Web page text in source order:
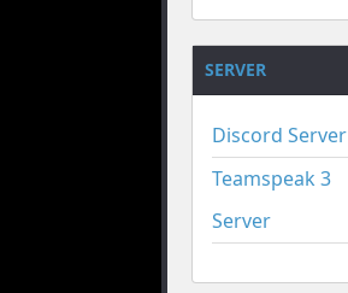
SERVER
Discord Server
Teamspeak 3
Server